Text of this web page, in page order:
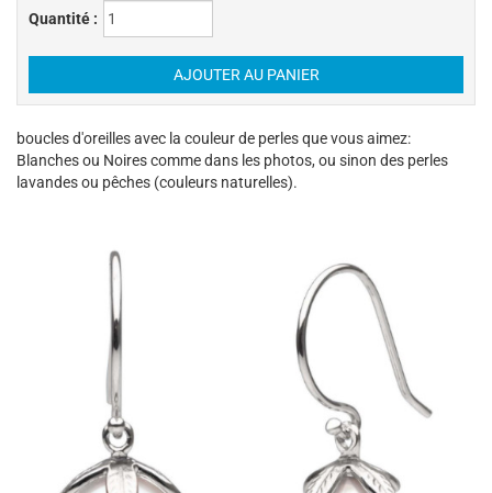
Quantité :
boucles d'oreilles avec la couleur de perles que vous aimez:
Blanches ou Noires comme dans les photos, ou sinon des perles
lavandes ou pêches (couleurs naturelles).